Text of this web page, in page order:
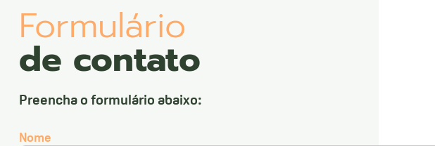
Formulário
de contato
Preencha o formulário abaixo:
Nome